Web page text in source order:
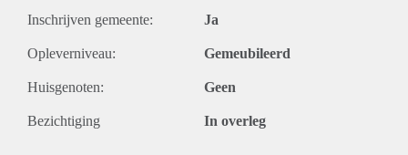
Inschrijven gemeente: Ja
Opleverniveau: Gemeubileerd
Huisgenoten: Geen
Bezichtiging In overleg